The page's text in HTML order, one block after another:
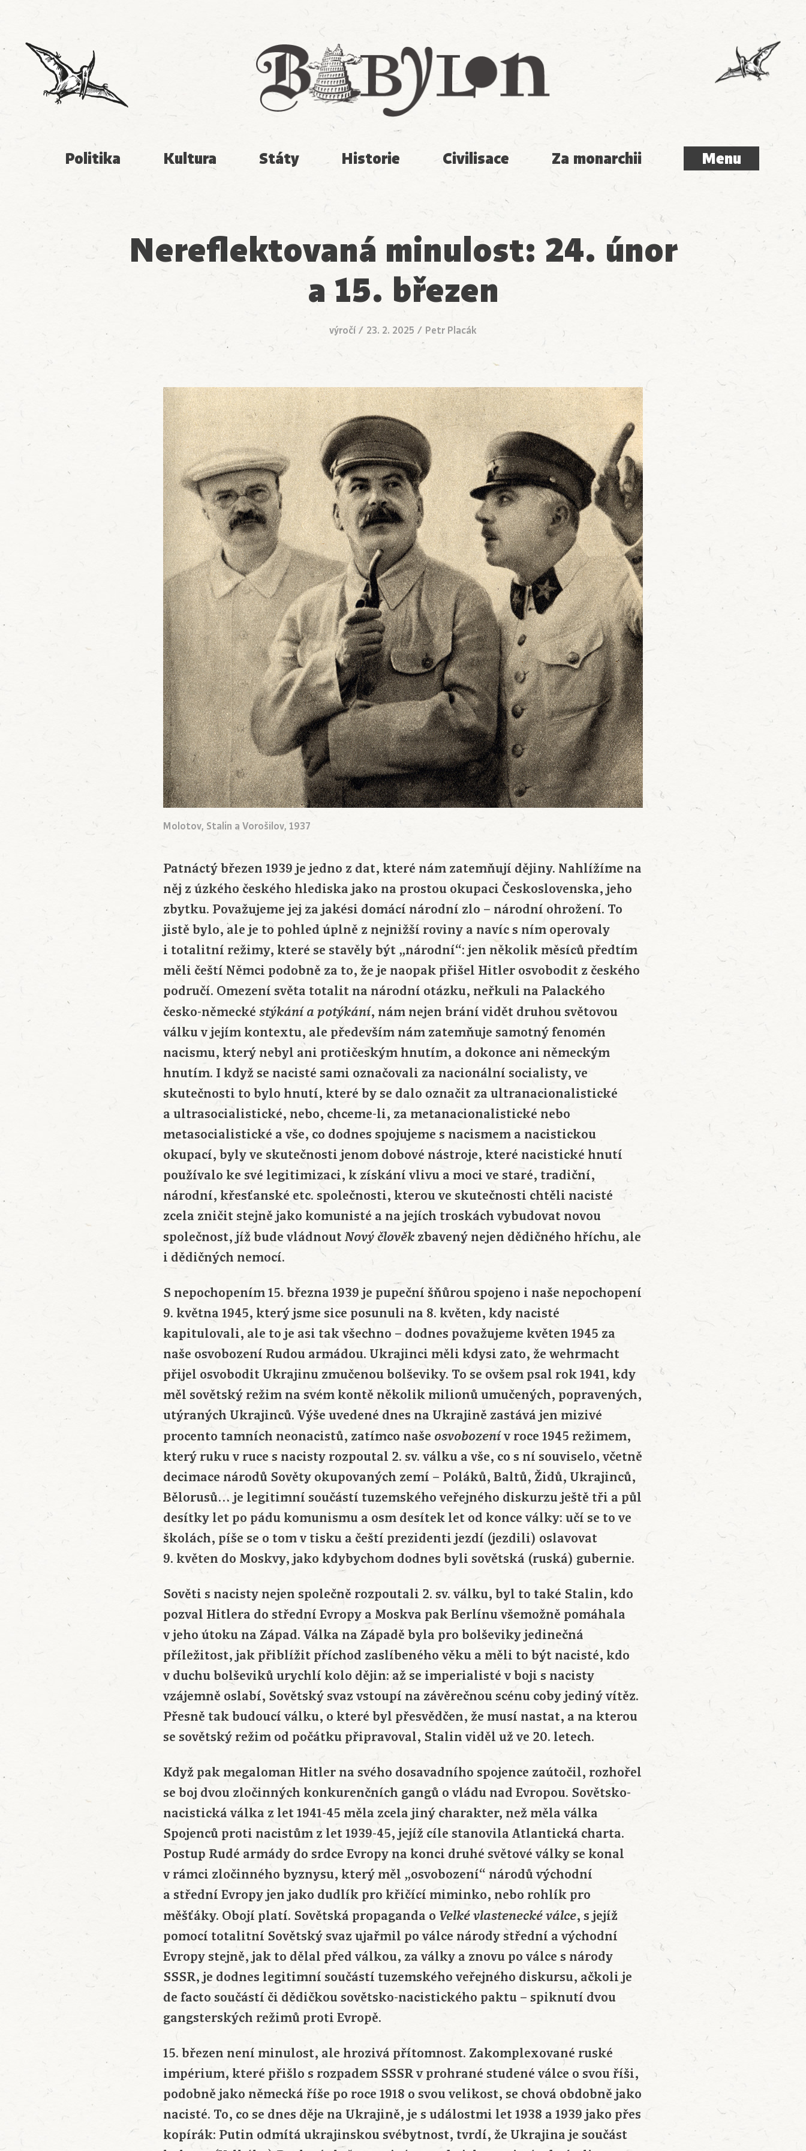
Babylon
Politika Kultura Státy Historie Civilisace Za monarchii Menu
Menu
Nereflektovaná minulost: 24. únor
a 15. březen
výročí/ 23. 2. 2025 / Petr Placák
Molotov, Stalin a Vorošilov, 1937
Patnáctý březen 1939 je jedno z dat, které nám zatemňují dějiny. Nahlížíme na
něj z úzkého českého hlediska jako na prostou okupaci Československa, jeho
zbytku. Považujeme jej za jakési domácí národní zlo – národní ohrožení. To
jistě bylo, ale je to pohled úplně z nejnižší roviny a navíc s ním operovaly
i totalitní režimy, které se stavěly být „národní“: jen několik měsíců předtím
měli čeští Němci podobně za to, že je naopak přišel Hitler osvobodit z českého
područí. Omezení světa totalit na národní otázku, neřkuli na Palackého
česko-německé stýkání a potýkání, nám nejen brání vidět druhou světovou
válku v jejím kontextu, ale především nám zatemňuje samotný fenomén
nacismu, který nebyl ani protičeským hnutím, a dokonce ani německým
hnutím. I když se nacisté sami označovali za nacionální socialisty, ve
skutečnosti to bylo hnutí, které by se dalo označit za ultranacionalistické
a ultrasocialistické, nebo, chceme-li, za metanacionalistické nebo
metasocialistické a vše, co dodnes spojujeme s nacismem a nacistickou
okupací, byly ve skutečnosti jenom dobové nástroje, které nacistické hnutí
používalo ke své legitimizaci, k získání vlivu a moci ve staré, tradiční,
národní, křesťanské etc. společnosti, kterou ve skutečnosti chtěli nacisté
zcela zničit stejně jako komunisté a na jejích troskách vybudovat novou
společnost, jíž bude vládnout Nový člověk zbavený nejen dědičného hříchu, ale
i dědičných nemocí.
S nepochopením 15. března 1939 je pupeční šňůrou spojeno i naše nepochopení
9. května 1945, který jsme sice posunuli na 8. květen, kdy nacisté
kapitulovali, ale to je asi tak všechno – dodnes považujeme květen 1945 za
naše osvobození Rudou armádou. Ukrajinci měli kdysi zato, že wehrmacht
přijel osvobodit Ukrajinu zmučenou bolševiky. To se ovšem psal rok 1941, kdy
měl sovětský režim na svém kontě několik milionů umučených, popravených,
utýraných Ukrajinců. Výše uvedené dnes na Ukrajině zastává jen mizivé
procento tamních neonacistů, zatímco naše osvobozenív roce 1945 režimem,
který ruku v ruce s nacisty rozpoutal 2. sv. válku a vše, co s ní souviselo, včetně
decimace národů Sověty okupovaných zemí – Poláků, Baltů, Židů, Ukrajinců,
Bělorusů… je legitimní součástí tuzemského veřejného diskurzu ještě tři a půl
desítky let po pádu komunismu a osm desítek let od konce války: učí se to ve
školách, píše se o tom v tisku a čeští prezidenti jezdí (jezdili) oslavovat
9. květen do Moskvy, jako kdybychom dodnes byli sovětská (ruská) gubernie.
Sověti s nacisty nejen společně rozpoutali 2. sv. válku, byl to také Stalin, kdo
pozval Hitlera do střední Evropy a Moskva pak Berlínu všemožně pomáhala
v jeho útoku na Západ. Válka na Západě byla pro bolševiky jedinečná
příležitost, jak přiblížit příchod zaslíbeného věku a měli to být nacisté, kdo
v duchu bolševiků urychlí kolo dějin: až se imperialisté v boji s nacisty
vzájemně oslabí, Sovětský svaz vstoupí na závěrečnou scénu coby jediný vítěz.
Přesně tak budoucí válku, o které byl přesvědčen, že musí nastat, a na kterou
se sovětský režim od počátku připravoval, Stalin viděl už ve 20. letech.
Když pak megaloman Hitler na svého dosavadního spojence zaútočil, rozhořel
se boj dvou zločinných konkurenčních gangů o vládu nad Evropou. Sovětsko-
nacistická válka z let 1941-45 měla zcela jiný charakter, než měla válka
Spojenců proti nacistům z let 1939-45, jejíž cíle stanovila Atlantická charta.
Postup Rudé armády do srdce Evropy na konci druhé světové války se konal
v rámci zločinného byznysu, který měl „osvobození“ národů východní
a střední Evropy jen jako dudlík pro křičící miminko, nebo rohlík pro
měšťáky. Obojí platí. Sovětská propaganda o Velké vlastenecké válce, s jejíž
pomocí totalitní Sovětský svaz ujařmil po válce národy střední a východní
Evropy stejně, jak to dělal před válkou, za války a znovu po válce s národy
SSSR, je dodnes legitimní součástí tuzemského veřejného diskursu, ačkoli je
de facto součástí či dědičkou sovětsko-nacistického paktu – spiknutí dvou
gangsterských režimů proti Evropě.
15. březen není minulost, ale hrozivá přítomnost. Zakomplexované ruské
impérium, které přišlo s rozpadem SSSR v prohrané studené válce o svou říši,
podobně jako německá říše po roce 1918 o svou velikost, se chová obdobně jako
nacisté. To, co se dnes děje na Ukrajině, je s událostmi let 1938 a 1939 jako přes
kopírák: Putin odmítá ukrajinskou svébytnost, tvrdí, že Ukrajina je součást